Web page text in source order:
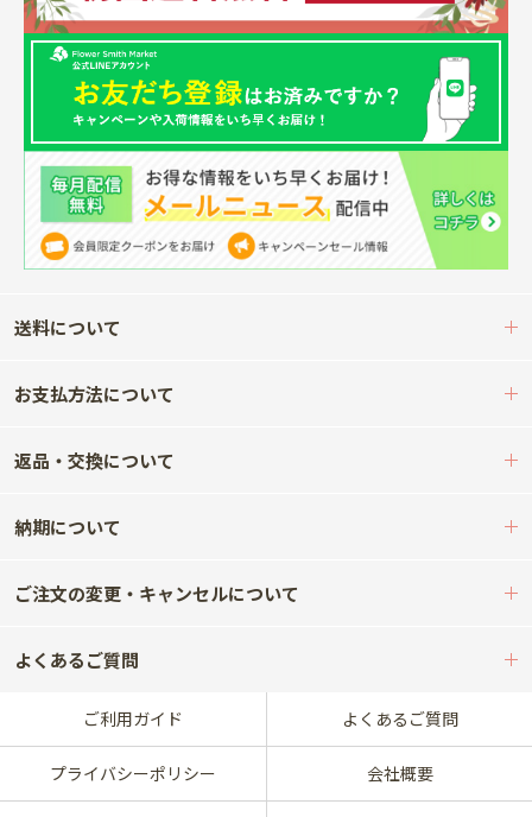
送料について
お支払方法について
返品・交換について
納期について
ご注文の変更・キャンセルについて
よくあるご質問
ご利用ガイド よくあるご質問
プライバシーポリシー 会社概要